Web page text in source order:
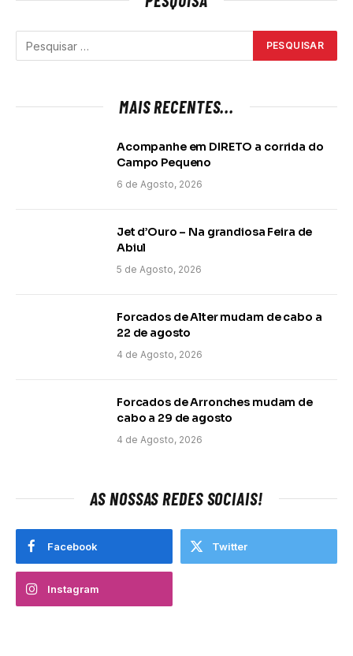
MAIS RECENTES...
Acompanhe em DIRETO a corrida do
Campo Pequeno
6 de Agosto, 2026
Jet d’Ouro – Na grandiosa Feira de
Abiul
5 de Agosto, 2026
Forcados de Alter mudam de cabo a
22 de agosto
4 de Agosto, 2026
Forcados de Arronches mudam de
cabo a 29 de agosto
4 de Agosto, 2026
AS NOSSAS REDES SOCIAIS!
Facebook Twitter
Instagram